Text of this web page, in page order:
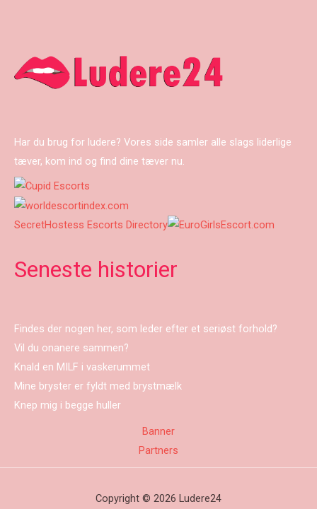
Har du brug for ludere? Vores side samler alle slags liderlige
tæver, kom ind og find dine tæver nu.
SecretHostess Escorts Directory
Seneste historier
Findes der nogen her, som leder efter et seriøst forhold?
Vil du onanere sammen?
Knald en MILF i vaskerummet
Mine bryster er fyldt med brystmælk
Knep mig i begge huller
Banner
Partners
Copyright © 2026 Ludere24